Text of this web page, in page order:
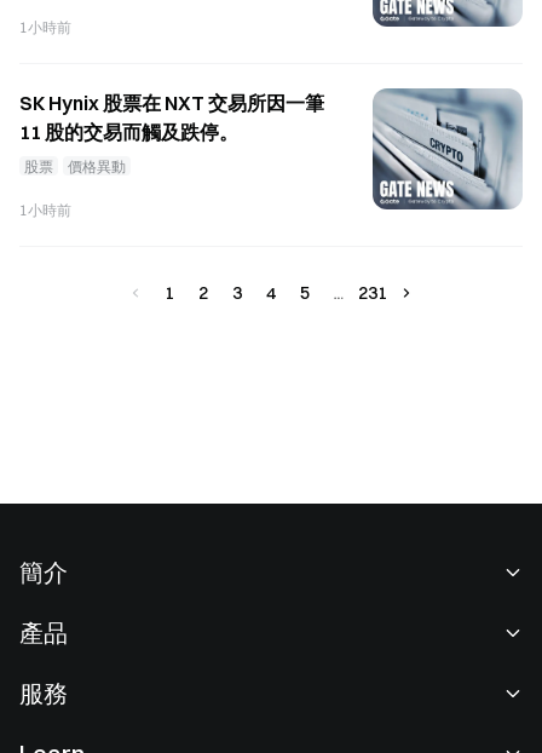
1小時前
SK Hynix 股票在 NXT 交易所因一筆
11 股的交易而觸及跌停。
股票 價格異動
1小時前
1 2 3 4 5 231
簡介
新聞中心
產品
服務